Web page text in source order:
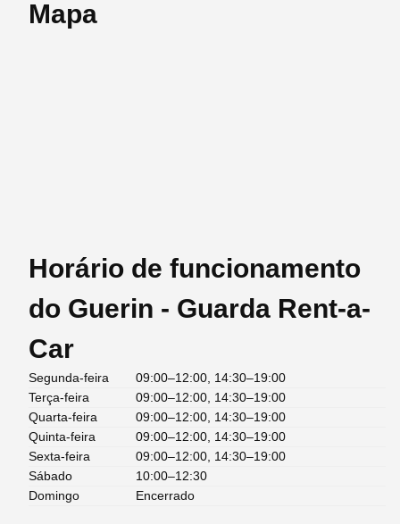
Mapa
Horário de funcionamento
do Guerin - Guarda Rent-a-
Car
Segunda-feira
09:00–12:00, 14:30–19:00
Terça-feira
09:00–12:00, 14:30–19:00
Quarta-feira
09:00–12:00, 14:30–19:00
Quinta-feira
09:00–12:00, 14:30–19:00
Sexta-feira
09:00–12:00, 14:30–19:00
Sábado
10:00–12:30
Domingo
Encerrado